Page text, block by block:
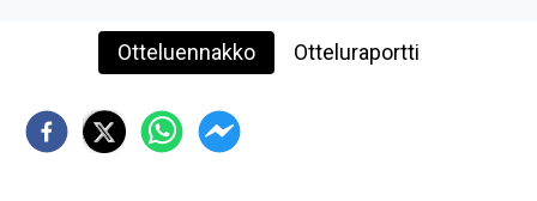
Otteluennakko Otteluraportti